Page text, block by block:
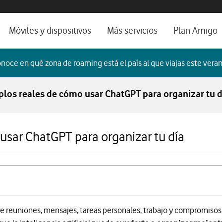
ayuda e idioma
5G
TV
Móviles y dispositivos
Imagen y Sonido
Ver todos
Más servicios
Alianza Vodafone e Iberdrola
Servicios avanzados
Plan Amigo
en qué zona de roaming está el país al que viajas este
reales de cómo usar ChatGPT para organizar tu
ChatGPT para organizar tu día
reuniones, mensajes, tareas personales, trabajo y